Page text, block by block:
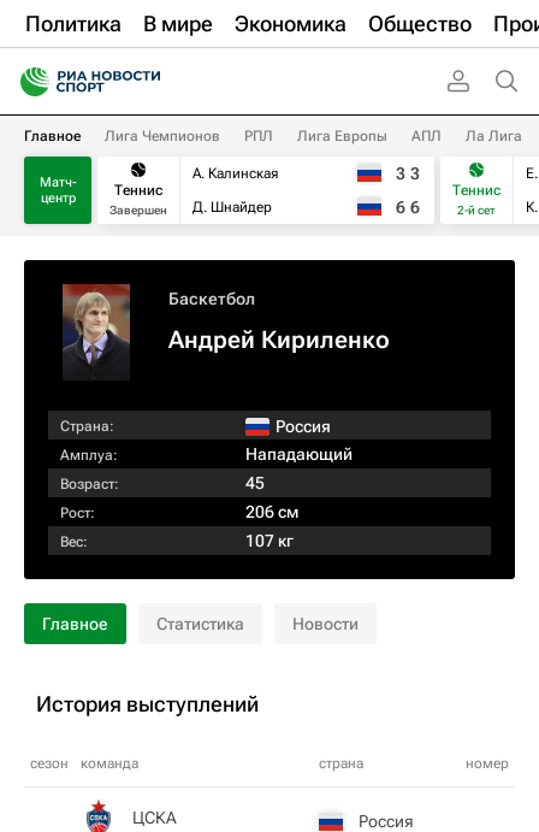
Политика В мире Экономика Общество
Главное Лига Чемпионов РПЛ Лига Европы АПЛ Ла Лига
Матч-
центр
Теннис
Завершен
А. Калинская
Д. Шнайдер
3 3
6 6
Теннис
2-й сет
Баскетбол
Андрей Кириленко
Страна: Россия
Амплуа: Нападающий
Возраст: 45
Рост: 206 см
Вес: 107 кг
Главное Статистика Новости
История выступлений
сезон команда страна номер
ЦСКА Россия